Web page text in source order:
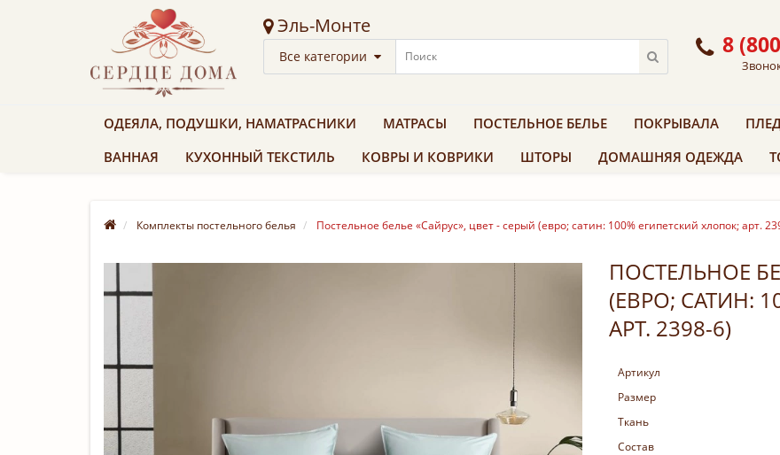
Эль-Монте
Все категории 8
ОДЕЯЛА, ПОДУШКИ, НАМАТРАСНИКИ МАТРАСЫ ПОСТЕЛЬНОЕ БЕЛЬЕ ПОКРЫВАЛА
ВАННАЯ
КУХОННЫЙ ТЕКСТИЛЬ КОВРЫ И КОВРИКИ ШТОРЫ ДОМАШНЯЯ ОДЕЖДА
Комплекты постельного белья Постельное белье «Сайрус», цвет - серый (евро; сатин: 100% египетский хлопок; арт.
ПОСТЕЛЬНОЕ
(ЕВРО; САТИН:
АРТ. 2398-6)
Артикул
Размер
Ткань
Состав